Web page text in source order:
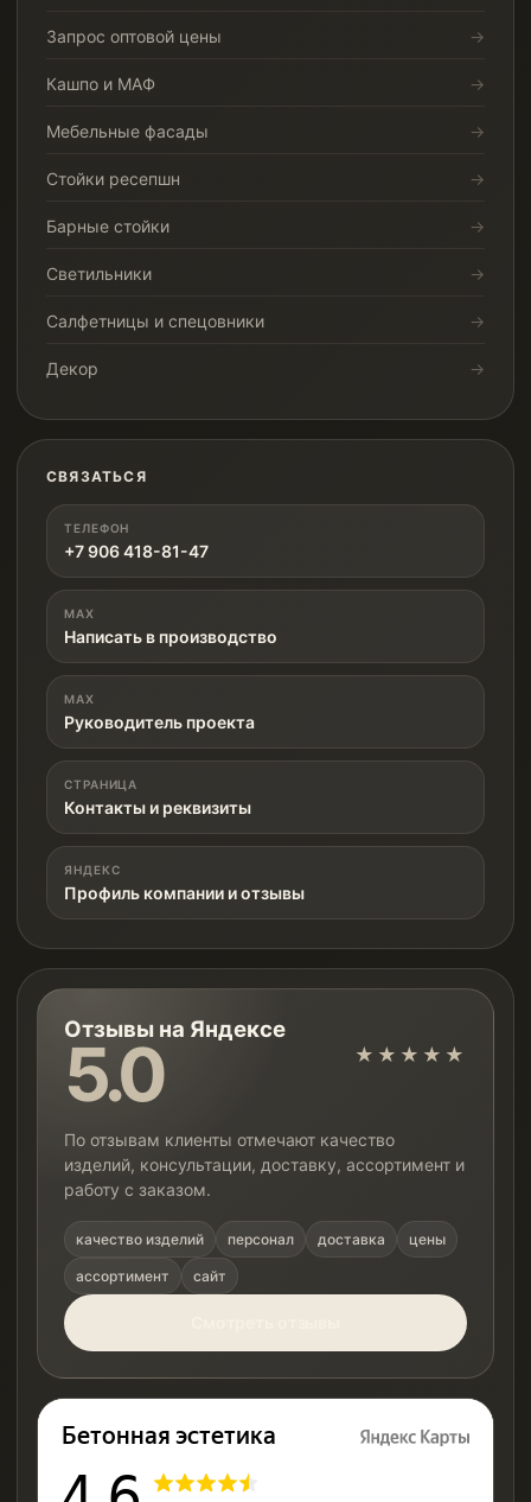
Запрос оптовой цены
Кашпо и МАФ
Мебельные фасады
Стойки ресепшн
Барные стойки
Светильники
Салфетницы и спецовники
Декор
СВЯЗАТЬСЯ
ТЕЛЕФОН
+7 906 418-81-47
MAX
Написать в производство
MAX
Руководитель проекта
СТРАНИЦА
Контакты и реквизиты
ЯНДЕКС
Профиль компании и отзывы
Отзывы на Яндексе
5.0 ★★★★★
По отзывам клиенты отмечают качество
изделий, консультации, доставку, ассортимент и
работу с заказом.
качество изделий персонал доставка цены
ассортимент сайт